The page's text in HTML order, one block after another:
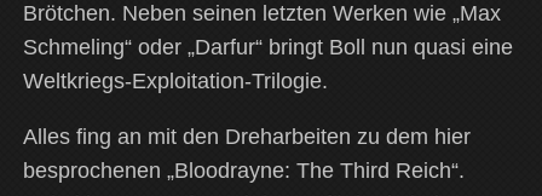
Brötchen. Neben seinen letzten Werken wie „Max
Schmeling“ oder „Darfur“ bringt Boll nun quasi eine
Weltkriegs-Exploitation-Trilogie.
Alles fing an mit den Dreharbeiten zu dem hier
besprochenen „Bloodrayne: The Third Reich“.